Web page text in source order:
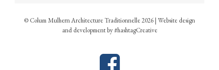
© Colum Mulhern Architecture Traditionnelle 2026| Website design
and development by#hashtagCreative